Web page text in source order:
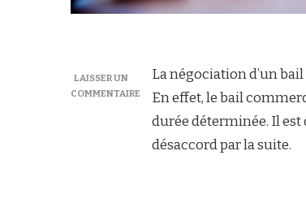
LAISSER UN
COMMENTAIRE
NÉGOCIATION
La négociation d’un
En effet, le bail
durée déterminée. Il
désaccord par la suite.